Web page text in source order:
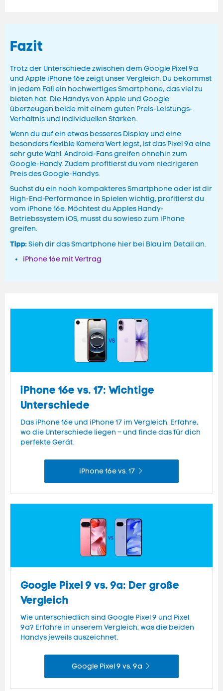
Fazit
Trotz der Unterschiede zwischen dem Google Pixel 9a
und Apple iPhone 16e zeigt unser Vergleich: Du bekommst
in jedem Fall ein hochwertiges Smartphone, das viel zu
bieten hat. Die Handys von Apple und Google
überzeugen beide mit einem guten Preis-Leistungs-
Verhältnis und individuellen Stärken.
Wenn du auf ein etwas besseres Display und eine
besonders flexible Kamera Wert legst, ist das Pixel 9a eine
sehr gute Wahl. Android-Fans greifen ohnehin zum
Google-Handy. Zudem profitierst du vom niedrigeren
Preis des Google-Handys.
Suchst du ein noch kompakteres Smartphone oder ist dir
High-End-Performance in Spielen wichtig, profitierst du
vom iPhone 16e. Möchtest du Apples Handy-
Betriebssystem iOS, musst du sowieso zum iPhone
greifen.
Tipp:Sieh dir das Smartphone hier bei Blau im Detail an.
iPhone 16e mit Vertrag
iPhone 16e vs. 17: Wichtige
Unterschiede
Das iPhone 16e und iPhone 17 im Vergleich. Erfahre,
wo die Unterschiede liegen – und finde das für dich
perfekte Gerät.
iPhone 16e vs. 17
Google Pixel 9 vs. 9a: Der große
Vergleich
Wie unterschiedlich sind Google Pixel 9 und Pixel
9a? Erfahre in unserem Vergleich, was die beiden
Handys jeweils auszeichnet.
Google Pixel 9 vs. 9a